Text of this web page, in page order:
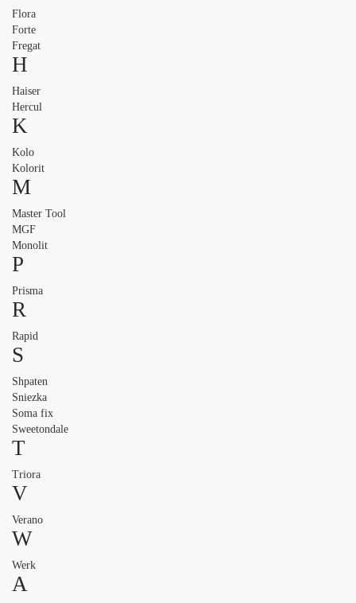
Flora
Forte
Fregat
H
Haiser
Hercul
K
Kolo
Kolorit
M
Master Tool
MGF
Monolit
P
Prisma
R
Rapid
S
Shpaten
Sniezka
Soma fix
Sweetondale
T
Triora
V
Verano
W
Werk
А